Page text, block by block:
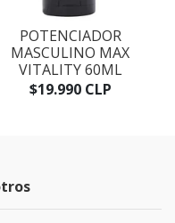
POTENCIADOR
MASCULINO MAX
VITALITY 60ML
$19.990 CLP